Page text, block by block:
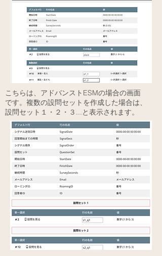
こちらは、アドバンストESMの場合の画面
です。複数の設問セットを作成した場合は、
設問セット１・２・３...と表示されます。